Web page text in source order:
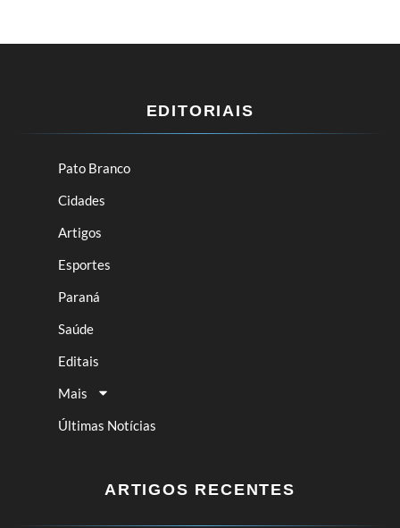
EDITORIAIS
Pato Branco
Cidades
Artigos
Esportes
Paraná
Saúde
Editais
Mais
Últimas Notícias
ARTIGOS RECENTES